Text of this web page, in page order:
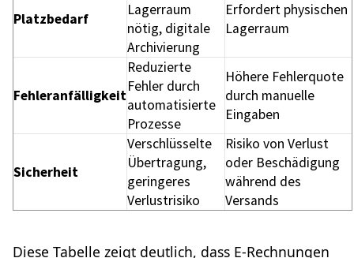
Platzbedarf
Lagerraum
nötig, digitale
Archivierung
Erfordert physischen
Lagerraum
Fehleranfälligkeit
Reduzierte
Fehler durch
automatisierte
Prozesse
Höhere Fehlerquote
durch manuelle
Eingaben
Sicherheit
Verschlüsselte
Übertragung,
geringeres
Verlustrisiko
Risiko von Verlust
oder Beschädigung
während des
Versands
Diese Tabelle zeigt deutlich, dass E-Rechnungen